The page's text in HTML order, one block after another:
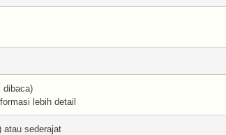
dibaca)
lebih detail
atau sederajat